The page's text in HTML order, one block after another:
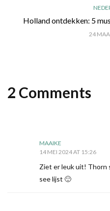
Holland ontdekken: 5
24
2 Comments
MAAIKE
14 MEI 2024 AT 15:26
Ziet er leuk uit! Thorn
see lijst 🙂